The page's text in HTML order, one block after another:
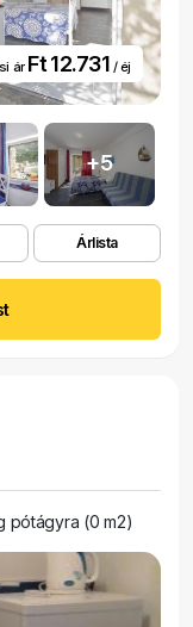
ár Ft 12.731 / éj
+5
Árlista
pótágyra (0 m2)